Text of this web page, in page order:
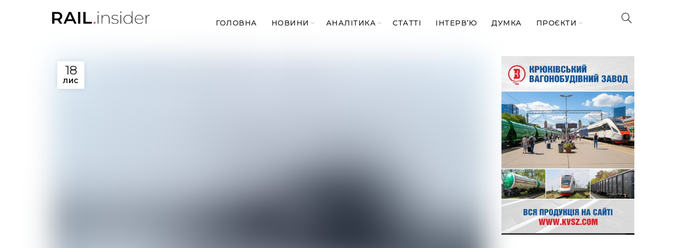
ГОЛОВНА НОВИНИ АНАЛІТИКА СТАТТІ ІНТЕРВ’Ю ДУМКА ПРОЄКТИ
18
ЛИС